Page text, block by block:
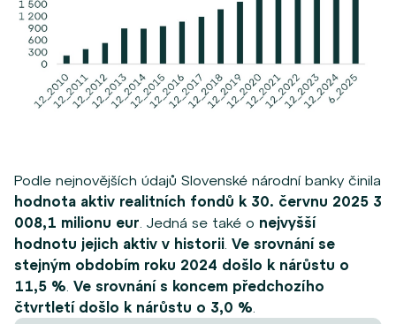
Podle nejnovějších údajů Slovenské národní banky činila
hodnota aktiv realitních fondů k 30. červnu 2025 3
008,1 milionu eur . Jedná se také o nejvyšší
hodnotu jejich aktiv v historii Ve srovnání se
stejným obdobím roku 2024 došlo k nárůstu o
11,5 % Ve srovnání s koncem předchozího
čtvrtletí došlo k nárůstu o 3,0 %